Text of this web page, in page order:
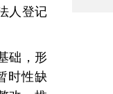
人登记
础，形
时性缺